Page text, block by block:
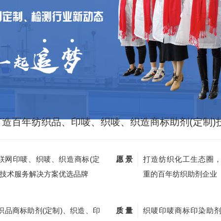
造百年纺织品、印唛、织唛、织造商标助剂(定制)
网印唛、织唛、织造商标(定
术服务解决方案优选品牌
愿 景
打造纺织化工生态圈
重的百年纺织助剂企业
品商标助剂(定制)、织造、印 质 量 织唛印唛商标印染助